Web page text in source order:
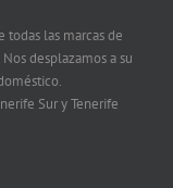
todas las marcas de
desplazamos a su
Sur y Tenerife